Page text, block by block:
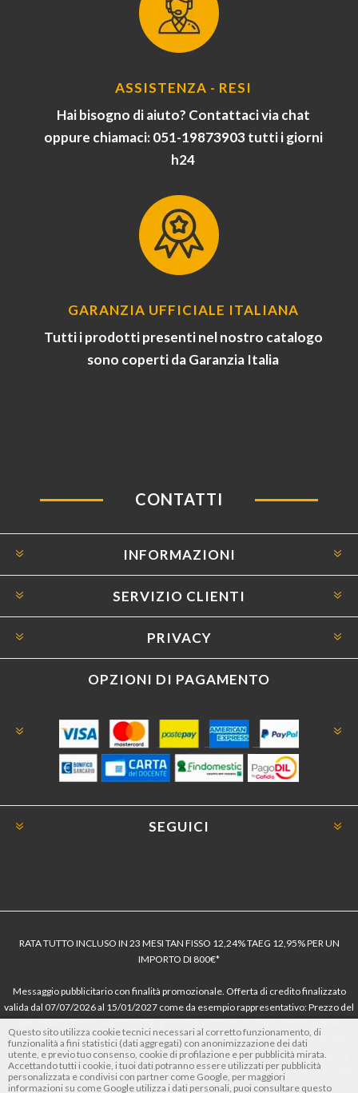
ASSISTENZA - RESI
Hai bisogno di aiuto? Contattaci via chat
oppure chiamaci: 051-19873903 tutti i giorni
h24
GARANZIA UFFICIALE ITALIANA
Tutti i prodotti presenti nel nostro catalogo
sono coperti da Garanzia Italia
CONTATTI
INFORMAZIONI
SERVIZIO CLIENTI
PRIVACY
OPZIONI DI PAGAMENTO
SEGUICI
RATA TUTTO INCLUSO IN 23 MESI TAN FISSO 12,24% TAEG 12,95% PER UN
IMPORTO DI 800€*
Messaggio pubblicitario con finalità promozionale. Offerta di credito finalizzato
valida dal 07/07/2026 al 15/01/2027 come da esempio rappresentativo: Prezzo del
dell’offerta azzerati. Importo totale del credito € 800. Importo totale dovuto dal
Consumatore € 920. Decorrenza media della prima rata a 90 giorni. Al fine di gestire
le tue spese in modo responsabile e di conoscere eventuali altre offerte disponibili,
Findomestic ti ricorda, prima di sottoscrivere il contratto, di prendere visione di
Questo sito utilizza cookie tecnici necessari al corretto funzionamento, di
funzionalità a fini statistici (dati aggregati) con anonimizzazione dei dati
utente, e previo tuo consenso, cookie di profilazione e per pubblicità mirata.
Accettando tutti i cookie, i tuoi dati potranno essere utilizzati per pubblicità
personalizzata e condivisi con partner come Google, per maggiori
informazioni su come Google utilizza i dati personali, puoi consultare questo